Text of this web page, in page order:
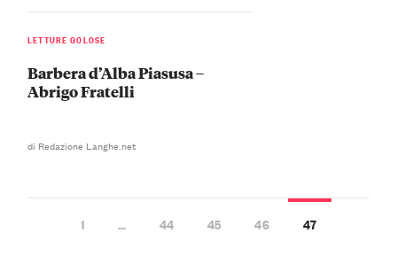
LETTURE GOLOSE
Barbera d’Alba Piasusa –
Abrigo Fratelli
di Redazione Langhe.net
1 … 44 45 46 47